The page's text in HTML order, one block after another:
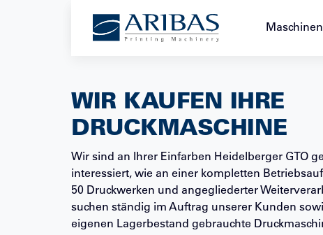
+49 221 2228888 Maschinen
WIR KAUFEN IHRE
DRUCKMASCHINE
Wir sind an Ihrer Einfarben Heidelberger GTO
interessiert, wie an einer kompletten
50 Druckwerken und angegliederter
suchen ständig im Auftrag unserer Kunden
eigenen Lagerbestand gebrauchte